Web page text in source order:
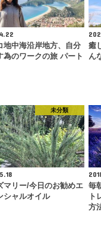
地中海沿岸地方、自分
為のワークの旅 パート
癒
ん
未分類
マリー/今日のお勧めエ
シャルオイル
毎
ト
方